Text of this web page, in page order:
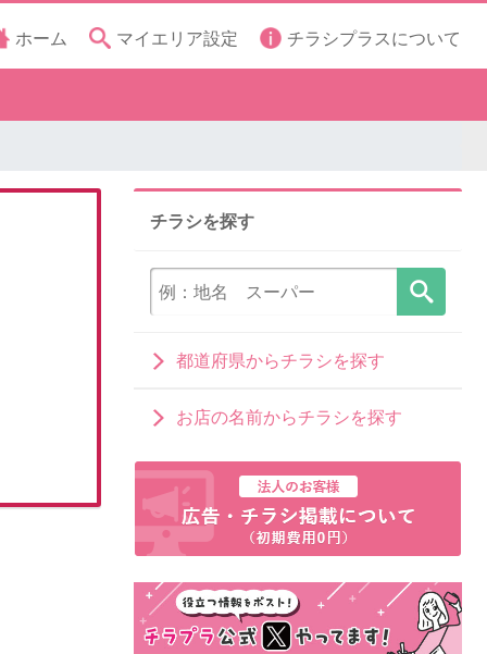
ホーム マイエリア設定 チラシプラスについて
チラシを探す
都道府県からチラシを探す
お店の名前からチラシを探す